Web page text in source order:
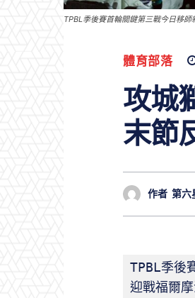
TPBL季後賽首輪關鍵第三戰今日移
體育部落
攻城
末節
作者 第六
TPBL季後
迎戰福爾